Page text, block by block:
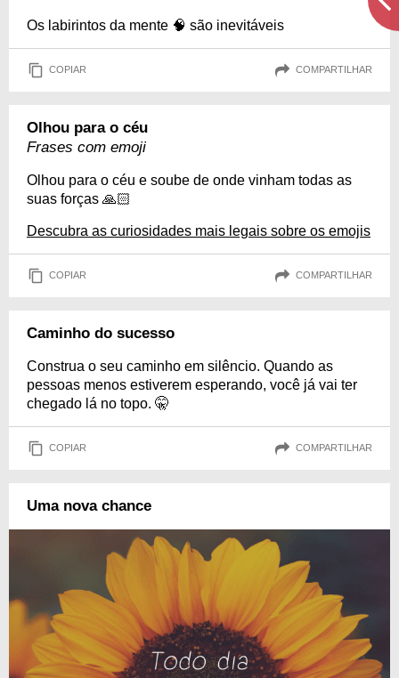
Os labirintos da mente 🧠 são inevitáveis
COPIAR COMPARTILHAR
Olhou para o céu
Frases com emoji
Olhou para o céu e soube de onde vinham todas as
suas forças 🙏🏻
Descubra as curiosidades mais legais sobre os emojis
COPIAR COMPARTILHAR
Caminho do sucesso
Construa o seu caminho em silêncio. Quando as
pessoas menos estiverem esperando, você já vai ter
chegado lá no topo. 🤫
COPIAR COMPARTILHAR
Uma nova chance